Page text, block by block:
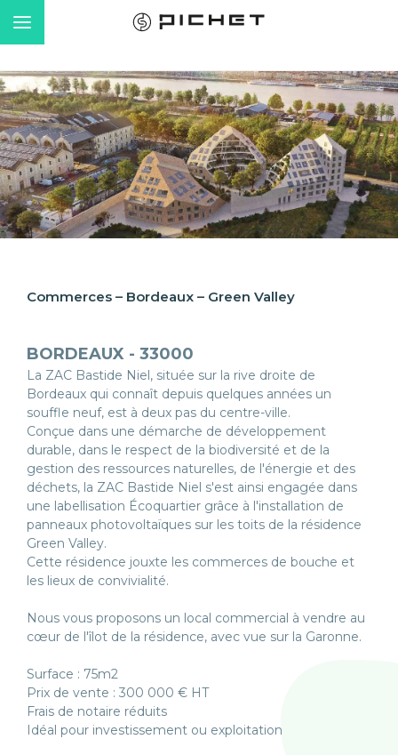
Commerces – Bordeaux – Green Valley
BORDEAUX - 33000
La ZAC Bastide Niel, située sur la rive droite de
Bordeaux qui connaît depuis quelques années un
souffle neuf, est à deux pas du centre-ville.
Conçue dans une démarche de développement
durable, dans le respect de la biodiversité et de la
gestion des ressources naturelles, de l'énergie et des
déchets, la ZAC Bastide Niel s'est ainsi engagée dans
une labellisation Écoquartier grâce à l'installation de
panneaux photovoltaïques sur les toits de la résidence
Green Valley.
Cette résidence jouxte les commerces de bouche et
les lieux de convivialité.
Nous vous proposons un local commercial à vendre au
cœur de l'îlot de la résidence, avec vue sur la Garonne.
Surface : 75m2
Prix de vente : 300 000 € HT
Frais de notaire réduits
Idéal pour investissement ou exploitation